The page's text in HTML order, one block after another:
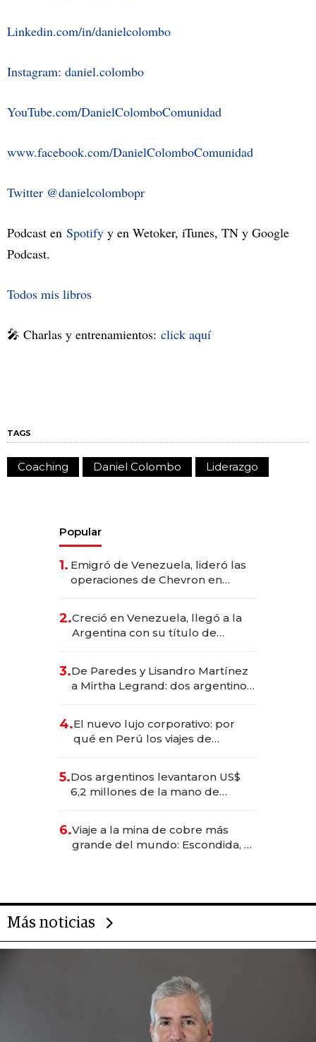
Linkedin.com/in/danielcolombo
Instagram: daniel.colombo
YouTube.com/DanielColomboComunidad
www.facebook.com/DanielColomboComunidad
Twitter @danielcolombopr
Podcast en Spotify y en Wetoker, iTunes, TN y Google
Podcast.
Todos mis libros
🎤 Charlas y entrenamientos: click aquí
TAGS
Coaching Daniel Colombo Liderazgo
Popular
1. Emigró de Venezuela, lideró las
operaciones de Chevron en
2.Creció en Venezuela, llegó a la
Argentina con su título de
las marcas "fast premium"
3.De Paredes y Lisandro Martínez
a Mirtha Legrand: dos argentinos
4.El nuevo lujo corporativo: por
qué en Perú los viajes de
para convertirse en experiencias
transformadoras
5.Dos argentinos levantaron US$
6,2 millones de la mano de
6.Viaje a la mina de cobre más
grande del mundo: Escondida, el
Más noticias